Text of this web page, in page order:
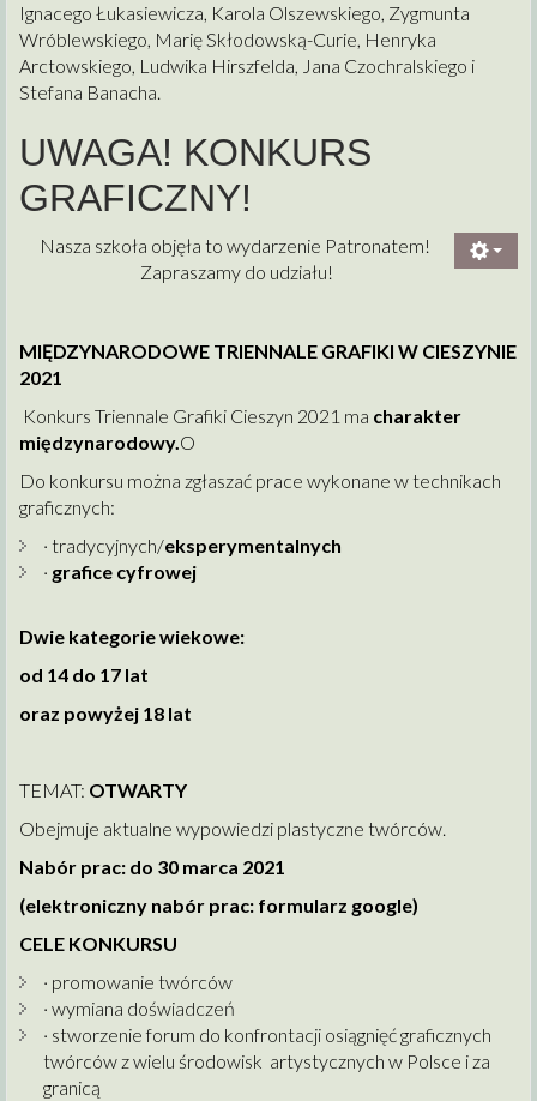
Ignacego Łukasiewicza, Karola Olszewskiego, Zygmunta
Wróblewskiego, Marię Skłodowską-Curie, Henryka
Arctowskiego, Ludwika Hirszfelda, Jana Czochralskiego i
Stefana Banacha.
UWAGA! KONKURS
GRAFICZNY!
Nasza szkoła objęła to wydarzenie Patronatem!
Zapraszamy do udziału!
MIĘDZYNARODOWE TRIENNALE GRAFIKI W CIESZYNIE
2021
Konkurs Triennale Grafiki Cieszyn 2021 ma charakter
międzynarodowy.O
Do konkursu można zgłaszać prace wykonane w technikach
graficznych:
· tradycyjnych/eksperymentalnych
· grafice cyfrowej
Dwie kategorie wiekowe:
od 14 do 17 lat
oraz powyżej 18 lat
TEMAT: OTWARTY
Obejmuje aktualne wypowiedzi plastyczne twórców.
Nabór prac: do 30 marca 2021
(elektroniczny nabór prac: formularz google)
CELE KONKURSU
· promowanie twórców
· wymiana doświadczeń
· stworzenie forum do konfrontacji osiągnięć graficznych
twórców z wielu środowisk artystycznych w Polsce i za
granicą